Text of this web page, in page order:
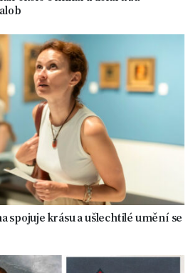
spojuje krásu a ušlechtilé umění se